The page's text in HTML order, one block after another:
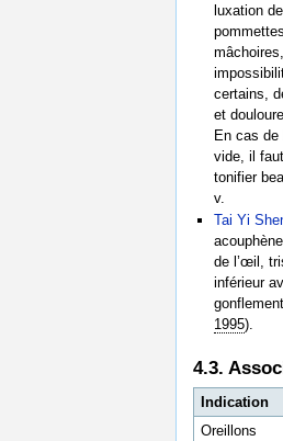
luxation
certains,
et
En cas de
vide, il
tonifier
v.
Tai Yi
de l’œil,
inférieur
1995).
4.3.
Indication
Oreillons